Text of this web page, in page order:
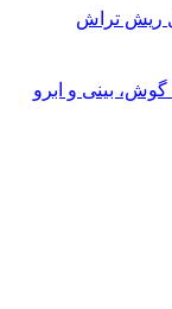
ریش تراش
بینی و ابرو